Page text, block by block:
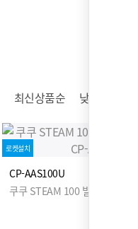
최신상품순 낮은가격순
로켓설치
CP-AAS100U
쿠쿠 STEAM 100 빌트인 정수기